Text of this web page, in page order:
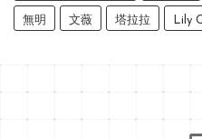
無明 文薇 塔拉拉 Lily